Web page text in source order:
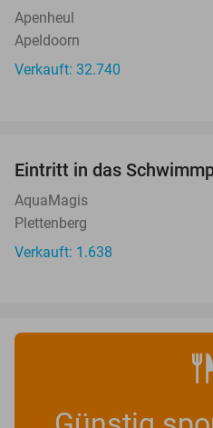
Apenheul
Apeldoorn
Verkauft: 32.740
Eintritt in das
AquaMagis
Plettenberg
Verkauft: 1.638